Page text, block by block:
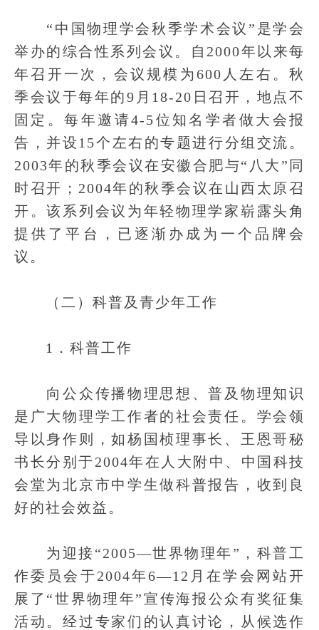
“中国物理学会秋季学术会议”是学会
举办的综合性系列会议。自2000年以来每
年召开一次，会议规模为600人左右。秋
季会议于每年的9月18-20日召开，地点不
固定。每年邀请4-5位知名学者做大会报
告，并设15个左右的专题进行分组交流。
2003年的秋季会议在安徽合肥与“八大”同
时召开；2004年的秋季会议在山西太原召
开。该系列会议为年轻物理学家崭露头角
提供了平台，已逐渐办成为一个品牌会
议。
（二）科普及青少年工作
1．科普工作
向公众传播物理思想、普及物理知识
是广大物理学工作者的社会责任。学会领
导以身作则，如杨国桢理事长、王恩哥秘
书长分别于2004年在人大附中、中国科技
会堂为北京市中学生做科普报告，收到良
好的社会效益。
为迎接“2005—世界物理年”，科普工
作委员会于2004年6—12月在学会网站开
展了“世界物理年”宣传海报公众有奖征集
活动。经过专家们的认真讨论，从候选作